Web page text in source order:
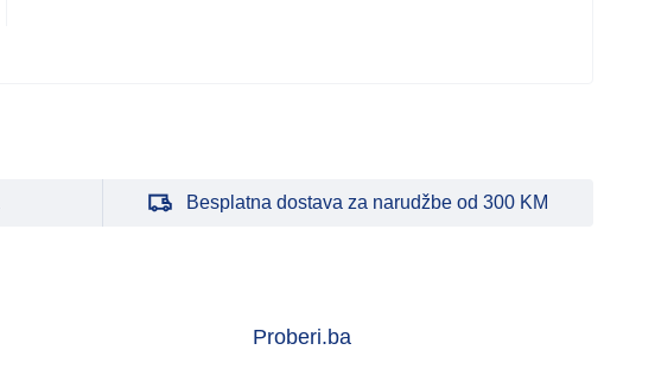
Besplatna dostava za narudžbe od 300 KM
Proberi.ba